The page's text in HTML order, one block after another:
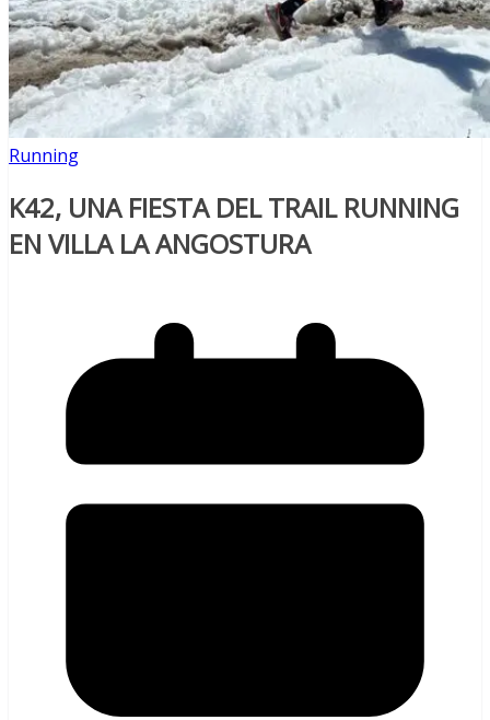
Running
K42, UNA FIESTA DEL TRAIL RUNNING
EN VILLA LA ANGOSTURA